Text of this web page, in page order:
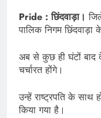
Pride : छिंदवाड़ा।
पालिक निगम छिंदवाड़ा
अब से कुछ ही घंटों बाद
चर्चारत होंगे।
उन्हें राष्ट्रपति के साथ
किया गया है।